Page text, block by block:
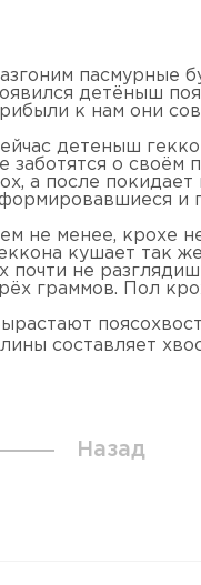
пасмурные
детёныш
к нам они
детеныш
заботятся о своём
а после
и
не менее, крохе
кушает так
почти не
граммов. Пол
составляет
Назад